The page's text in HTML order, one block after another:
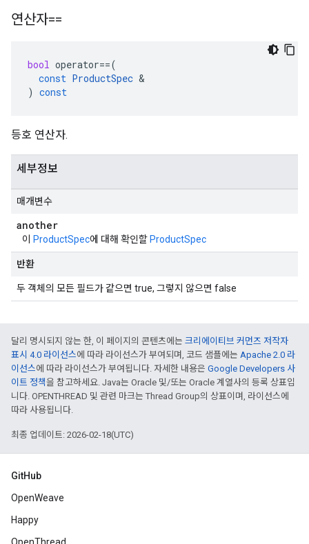
연산자==
bool operator==(
const ProductSpec &
) const
등호 연산자.
세부정보
매개변수
another
이 ProductSpec에 대해 확인할 ProductSpec
반환
두 객체의 모든 필드가 같으면 true, 그렇지 않으면 false
달리 명시되지 않는 한, 이 페이지의 콘텐츠에는 크리에이티브 커먼즈 저작자
표시 4.0 라이선스에 따라 라이선스가 부여되며, 코드 샘플에는 Apache 2.0 라
이선스에 따라 라이선스가 부여됩니다. 자세한 내용은 Google Developers 사
이트 정책을 참고하세요. Java는 Oracle 및/또는 Oracle 계열사의 등록 상표입
니다. OPENTHREAD 및 관련 마크는 Thread Group의 상표이며, 라이선스에
따라 사용됩니다.
최종 업데이트: 2026-02-18(UTC)
GitHub
OpenWeave
Happy